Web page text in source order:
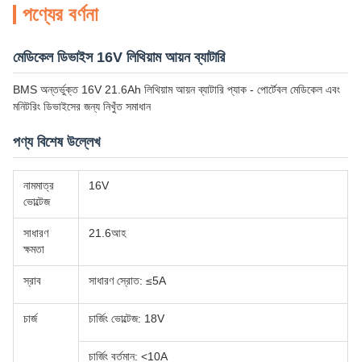
পণ্যের বর্ণনা
মেডিকেল ডিভাইস 16V লিথিয়াম আয়ন ব্যাটারি
BMS অন্তর্ভুক্ত 16V 21.6Ah লিথিয়াম আয়ন ব্যাটারি প্যাক - পোর্টেবল মেডিকেল এবং
মনিটরিং ডিভাইসের জন্য নিখুঁত সমাধান
পণ্য বিশেষ উল্লেখ
নামমাত্র
ভোল্টেজ
16V
সাধারণ
ক্ষমতা
21.6আহ
স্রাব সাধারণ স্রোত: ≤5A
চার্জ চার্জিং ভোল্টেজ: 18V
চার্জিং বর্তমান: <10A